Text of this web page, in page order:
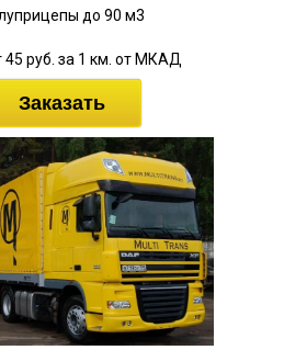
до 90 м3
45 руб. за 1 км. от МКАД
Заказать